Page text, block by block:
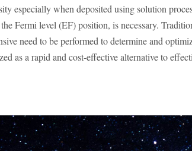
especially when deposited using solution
Fermi level (EF) position, is necessary.
need to be performed to determine and
as a rapid and cost-effective alternative to